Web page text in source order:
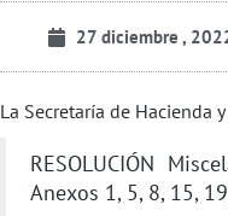
27 diciembre ,
La Secretaría de Hacienda
RESOLUCIÓN
Anexos 1, 5, 8, 15,